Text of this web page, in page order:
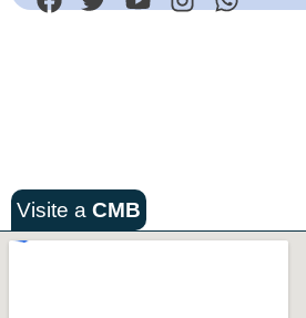
Visite a CMB